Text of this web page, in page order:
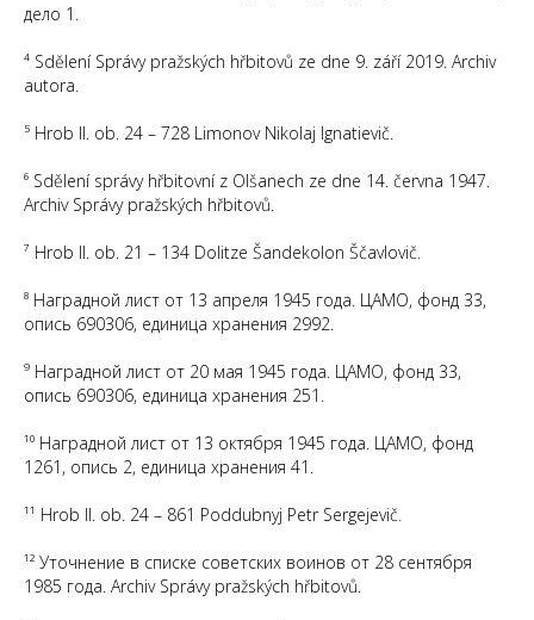
дело 1.
⁴ Sdělení Správy pražských hřbitovů ze dne 9. září 2019. Archiv
autora.
⁵ Hrob II. ob. 24 – 728 Limonov Nikolaj Ignatievič.
⁶ Sdělení správy hřbitovní z Olšanech ze dne 14. června 1947.
Archiv Správy pražských hřbitovů.
⁷ Hrob II. ob. 21 – 134 Dolitze Šandekolon Ščavlovič.
⁸ Наградной лист от 13 апреля 1945 года. ЦАМО, фонд 33,
опись 690306, единица хранения 2992.
⁹ Наградной лист от 20 мая 1945 года. ЦАМО, фонд 33,
опись 690306, единица хранения 251.
¹⁰ Наградной лист от 13 октября 1945 года. ЦАМО, фонд
1261, опись 2, единица хранения 41.
¹¹ Hrob II. ob. 24 – 861 Poddubnyj Petr Sergejevič.
¹² Уточнение в списке советских воинов от 28 сентября
1985 года. Archiv Správy pražských hřbitovů.